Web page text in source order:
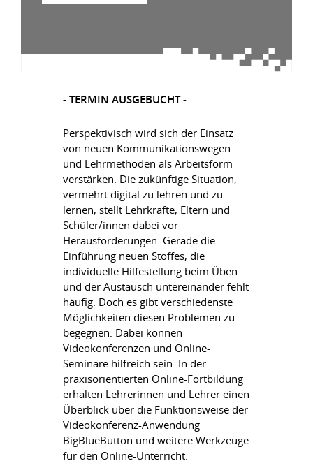
- TERMIN AUSGEBUCHT -
Perspektivisch wird sich der Einsatz
von neuen Kommunikationswegen
und Lehrmethoden als Arbeitsform
verstärken. Die zukünftige Situation,
vermehrt digital zu lehren und zu
lernen, stellt Lehrkräfte, Eltern und
Schüler/innen dabei vor
Herausforderungen. Gerade die
Einführung neuen Stoffes, die
individuelle Hilfestellung beim Üben
und der Austausch untereinander fehlt
häufig. Doch es gibt verschiedenste
Möglichkeiten diesen Problemen zu
begegnen. Dabei können
Videokonferenzen und Online-
Seminare hilfreich sein. In der
praxisorientierten Online-Fortbildung
erhalten Lehrerinnen und Lehrer einen
Überblick über die Funktionsweise der
Videokonferenz-Anwendung
BigBlueButton und weitere Werkzeuge
für den Online-Unterricht.